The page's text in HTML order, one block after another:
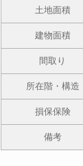
土地面積
建物面積
間取り
所在階・構造
損保保険
備考